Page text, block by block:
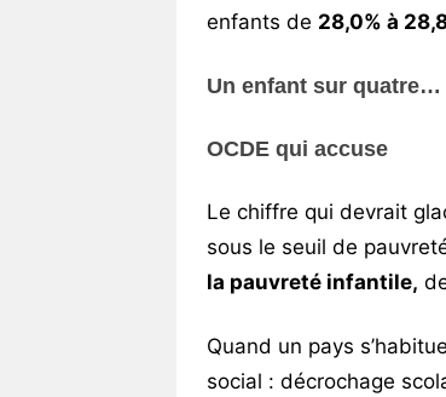
enfants de 28,0% à
Un enfant sur quatre…
OCDE qui accuse
Le chiffre qui devrait
sous le seuil de
la pauvreté infantile,
Quand un pays
social : décrochage